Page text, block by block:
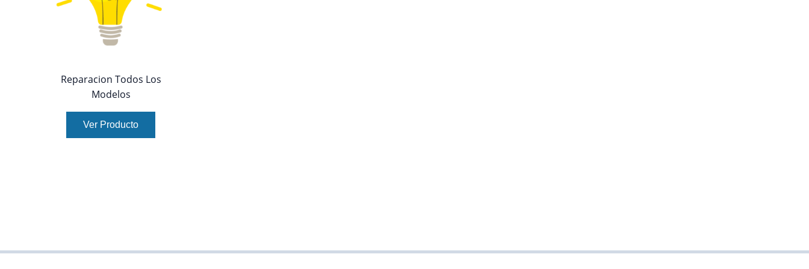
Reparacion Todos Los
Modelos
Ver Producto